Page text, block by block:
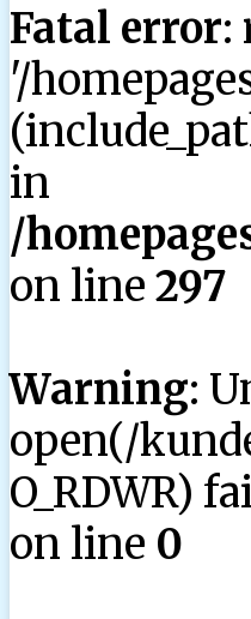
Fatal error:
'/
in
/
on line 297
Warning:
open(/
O_RDWR)
on line 0